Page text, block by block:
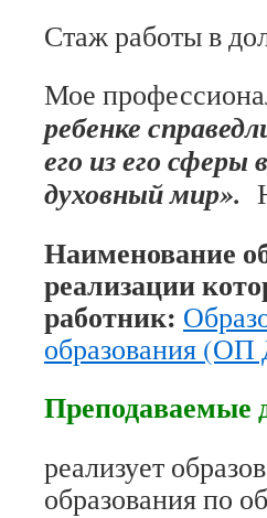
Стаж работы в
Мое
ребенке
его из его сферы
духовный мир».
Наименование
реализации
работник:
образования
Преподаваемые
реализует
образования по